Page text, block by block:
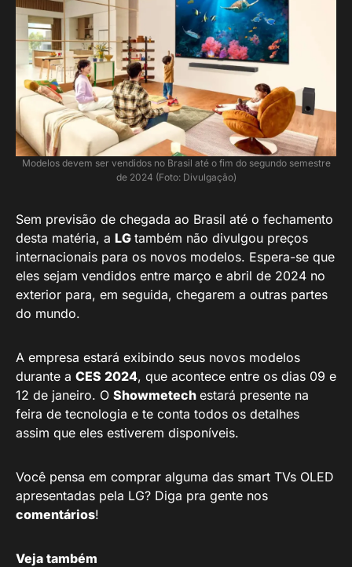
Modelos devem ser vendidos no Brasil até o fim do segundo semestre
de 2024 (Foto: Divulgação)
Sem previsão de chegada ao Brasil até o fechamento
desta matéria, a LG também não divulgou preços
internacionais para os novos modelos. Espera-se que
eles sejam vendidos entre março e abril de 2024 no
exterior para, em seguida, chegarem a outras partes
do mundo.
A empresa estará exibindo seus novos modelos
durante a CES 2024, que acontece entre os dias 09 e
12 de janeiro. O Showmetech estará presente na
feira de tecnologia e te conta todos os detalhes
assim que eles estiverem disponíveis.
Você pensa em comprar alguma das smart TVs OLED
apresentadas pela LG? Diga pra gente nos
comentários!
Veja também